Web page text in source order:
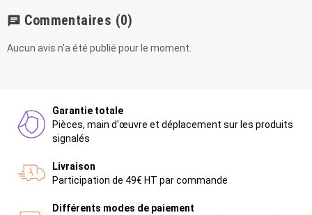
chat Commentaires (0)
Aucun avis n'a été publié pour le moment.
Garantie totale
Pièces, main d'œuvre et déplacement sur les produits
signalés
Livraison
Participation de 49€ HT par commande
Différents modes de paiement